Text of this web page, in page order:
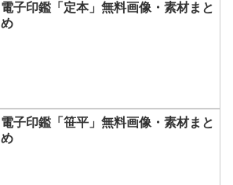
電子印鑑「定本」無料画像・素材まと
め
電子印鑑「笹平」無料画像・素材まと
め